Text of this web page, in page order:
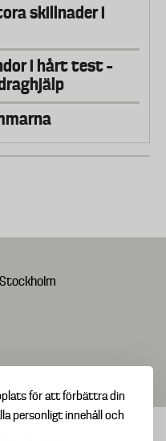
för att förbättra din
personligt innehåll och
skillnader i
i hårt test –